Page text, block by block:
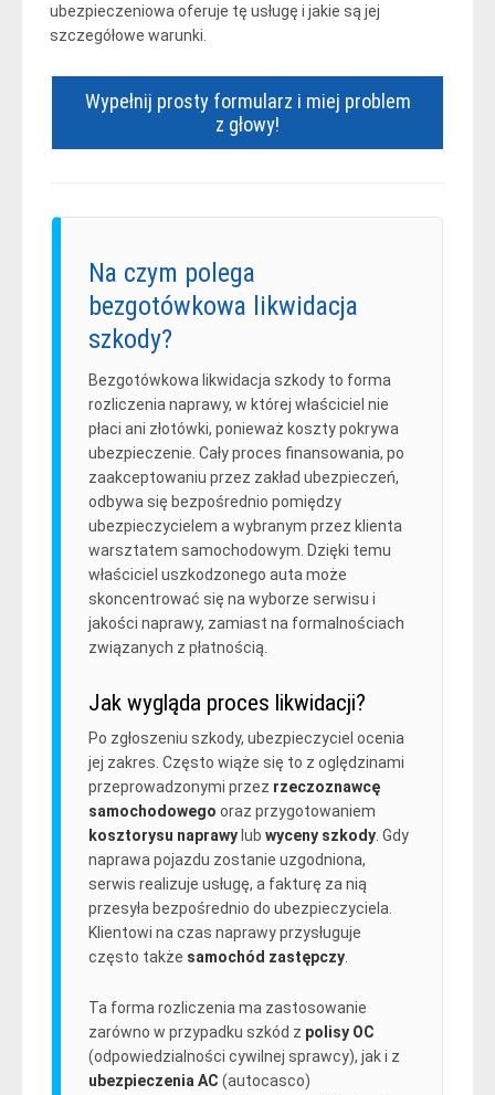
ubezpieczeniowa oferuje tę usługę i jakie są jej
szczegółowe warunki.
Wypełnij prosty formularz i miej problem
z głowy!
Na czym polega
bezgotówkowa likwidacja
szkody?
Bezgotówkowa likwidacja szkody to forma
rozliczenia naprawy, w której właściciel nie
płaci ani złotówki, ponieważ koszty pokrywa
ubezpieczenie. Cały proces finansowania, po
zaakceptowaniu przez zakład ubezpieczeń,
odbywa się bezpośrednio pomiędzy
ubezpieczycielem a wybranym przez klienta
warsztatem samochodowym. Dzięki temu
właściciel uszkodzonego auta może
skoncentrować się na wyborze serwisu i
jakości naprawy, zamiast na formalnościach
związanych z płatnością.
Jak wygląda proces likwidacji?
Po zgłoszeniu szkody, ubezpieczyciel ocenia
jej zakres. Często wiąże się to z oględzinami
przeprowadzonymi przez rzeczoznawcę
samochodowego oraz przygotowaniem
kosztorysu naprawy lub wyceny szkody. Gdy
naprawa pojazdu zostanie uzgodniona,
serwis realizuje usługę, a fakturę za nią
przesyła bezpośrednio do ubezpieczyciela.
Klientowi na czas naprawy przysługuje
często także samochód zastępczy.
Ta forma rozliczenia ma zastosowanie
zarówno w przypadku szkód z polisy OC
(odpowiedzialności cywilnej sprawcy), jak i z
ubezpieczenia AC (autocasco)